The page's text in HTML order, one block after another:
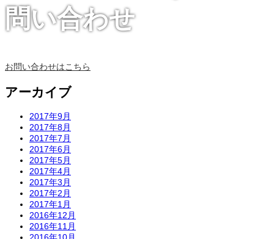
問い合わせ
お問い合わせはこちら
アーカイブ
2017年9月
2017年8月
2017年7月
2017年6月
2017年5月
2017年4月
2017年3月
2017年2月
2017年1月
2016年12月
2016年11月